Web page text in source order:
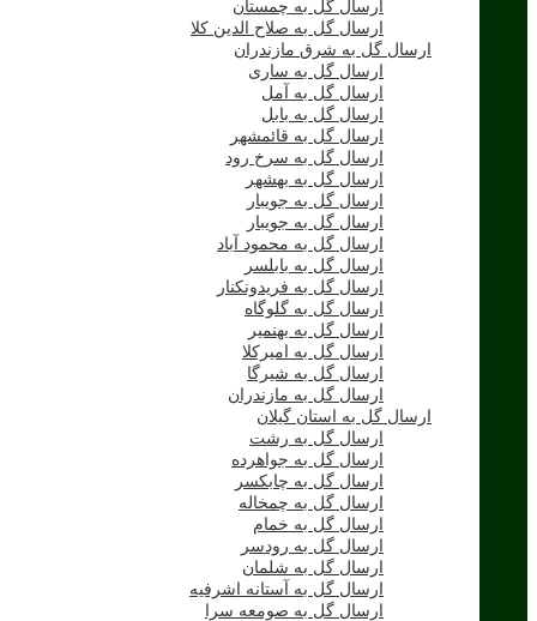
ارسال گل به چمستان
ارسال گل به صلاح الدین کلا
ارسال گل به شرق مازندران
ارسال گل به ساری
ارسال گل به آمل
ارسال گل به بابل
ارسال گل به قائمشهر
ارسال گل به سرخ رود
ارسال گل به بهشهر
ارسال گل به جویبار
ارسال گل به جویبار
ارسال گل به محمود آباد
ارسال گل به بابلسر
ارسال گل به فریدونکنار
ارسال گل به گلوگاه
ارسال گل به بهنمیر
ارسال گل به امیرکلا
ارسال گل به شیرگا
ارسال گل به مازندران
ارسال گل به استان گیلان
ارسال گل به رشت
ارسال گل به جواهرده
ارسال گل به چابکسر
ارسال گل به چمخاله
ارسال گل به خمام
ارسال گل به رودسر
ارسال گل به شلمان
ارسال گل به آستانه اشرفیه
ارسال گل به صومعه سرا